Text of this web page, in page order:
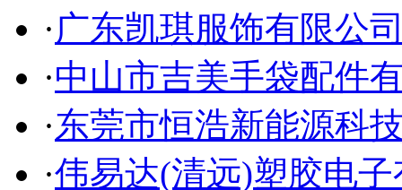
·广东凯琪服饰有限公
·中山市吉美手袋配件
·东莞市恒浩新能源科
·伟易达(清远)塑胶电